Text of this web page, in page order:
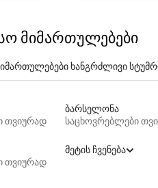
მიმართულებები
ხანგრძლივი
თვიურად
ბარსელონა
საცხოვრებლები
თვიურად
მეტის ჩვენება